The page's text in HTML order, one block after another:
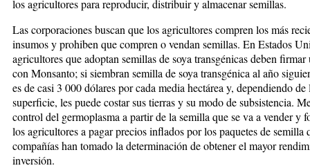
los agricultores para repro­du­cir, dis­tri­buir y almacenar semillas.
Las cor­poraciones buscan que los agricultores compren los más
insumos y prohiben que compren o vendan se­mi­llas. En Estados
agri­cul­to­res que adoptan se­mi­llas de soya trans­génicas deben firmar
con Monsanto; si siembran se­mi­lla de soya transgénica al año
es de casi 3 000 dó­la­­res por cada me­dia hectárea y, de­pen­diendo de
superficie, les puede costar sus tierras y su modo de subsistencia.
control del germoplasma a partir de la semilla que se va a ven­der y
los agri­­cul­to­res a pagar precios in­flados por los paque­tes de semilla
com­pa­ñías han tomado la determinación de obtener el mayor
inversión.